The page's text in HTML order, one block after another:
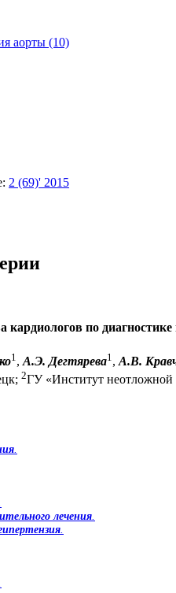
аорты (10)
2 (69)' 2015
по
1,А.Э. Дегтярева1,А.В.
2ГУ «Институт неотложной
лечения